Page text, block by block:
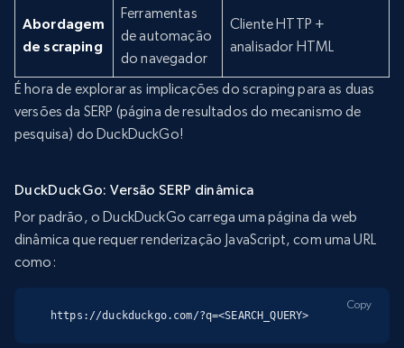
Abordagem
de scraping
Ferramentas
de automação
do navegador
Cliente HTTP +
analisador HTML
É hora de explorar as implicações do scraping para as duas
versões da SERP (página de resultados do mecanismo de
pesquisa) do DuckDuckGo!
DuckDuckGo: Versão SERP dinâmica
Por padrão, o DuckDuckGo carrega uma página da web
dinâmica que requer renderização JavaScript, com uma URL
como:
https://duckduckgo.com/?q=<SEARCH_QUERY>
Copy